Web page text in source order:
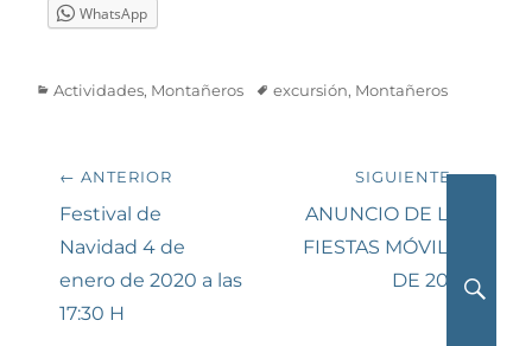
WhatsApp
Categorías
Actividades, Montañeros Etiquetas
excursión, Montañeros
Navegación
de
entradas
← ANTERIOR
Entrada
anterior:
Festival de
Navidad 4 de
enero de 2020 a las
17:30 H
SIGUIENTE →
Siguiente
entrada:
ANUNCIO DE LAS
FIESTAS MÓVILES
DE 2020